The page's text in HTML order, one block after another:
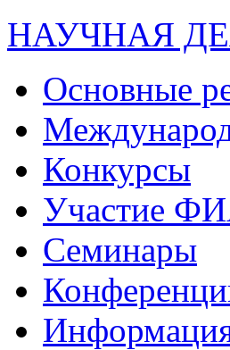
НАУЧНАЯ
Основные
Конкурсы
Участие
Семинары